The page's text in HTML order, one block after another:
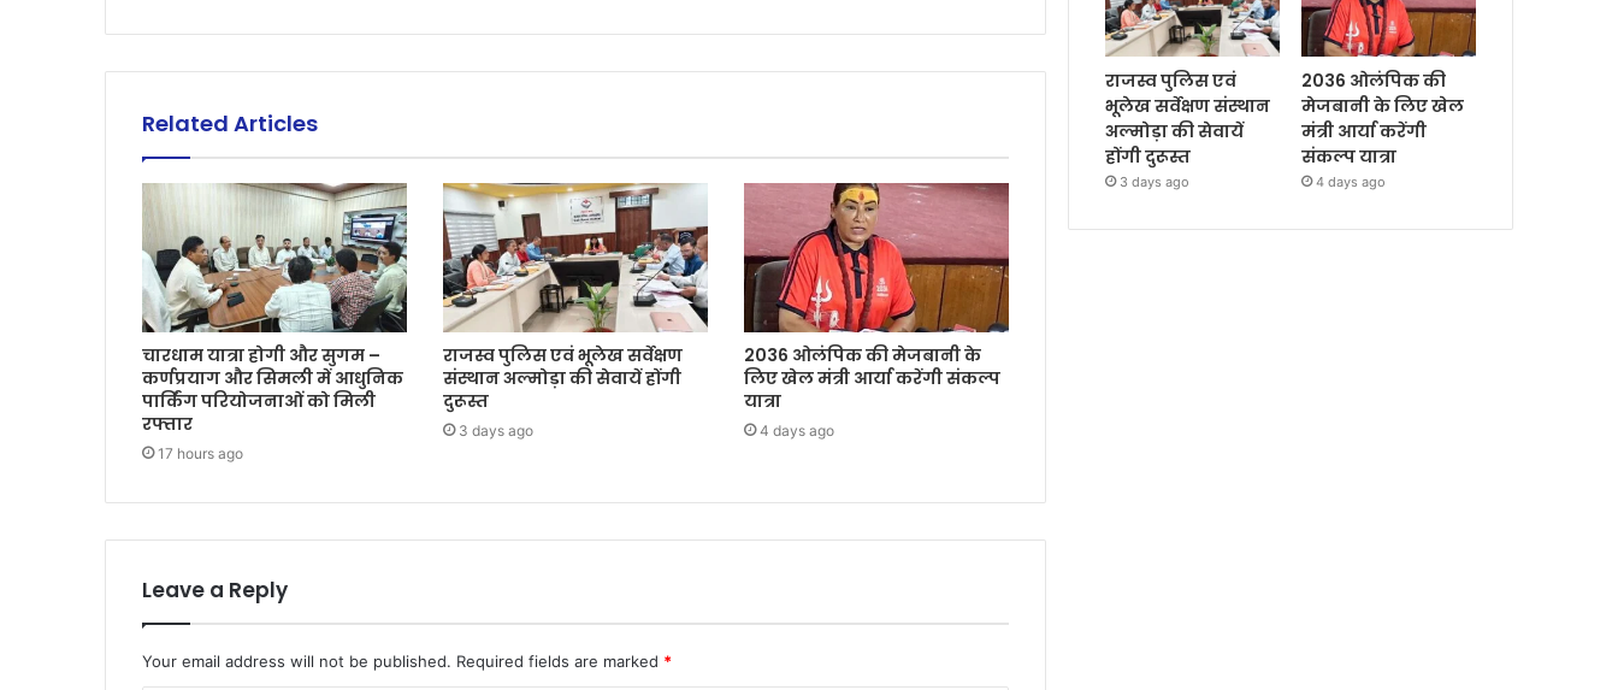
Related Articles
चारधाम यात्रा होगी और सुगम –
कर्णप्रयाग और सिमली में आधुनिक
पार्किंग परियोजनाओं को मिली
रफ्तार
17 hours ago
राजस्व पुलिस एवं भूलेख सर्वेक्षण
संस्थान अल्मोड़ा की सेवायें होंगी
दुरूस्त
3 days ago
2036 ओलंपिक की मेजबानी के
लिए खेल मंत्री आर्या करेंगी संकल्प
यात्रा
4 days ago
Leave a Reply
Your email address will not be published. Required fields are marked *
राजस्व पुलिस एवं
भूलेख सर्वेक्षण संस्थान
अल्मोड़ा की सेवायें
होंगी दुरूस्त
3 days ago
2036 ओलंपिक की
मेजबानी के लिए खेल
मंत्री आर्या करेंगी
संकल्प यात्रा
4 days ago